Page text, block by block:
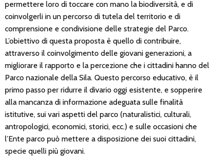
permettere loro di toccare con mano la biodiversità, e di
coinvolgerli in un percorso di tutela del territorio e di
comprensione e condivisione delle strategie del Parco.
L’obiettivo di questa proposta è quello di contribuire,
attraverso il coinvolgimento delle giovani generazioni, a
migliorare il rapporto e la percezione che i cittadini hanno del
Parco nazionale della Sila. Questo percorso educativo, è il
primo passo per ridurre il divario oggi esistente, e sopperire
alla mancanza di informazione adeguata sulle finalità
istitutive, sui vari aspetti del parco (naturalistici, culturali,
antropologici, economici, storici, ecc.) e sulle occasioni che
l’Ente parco può mettere a disposizione dei suoi cittadini,
specie quelli più giovani.